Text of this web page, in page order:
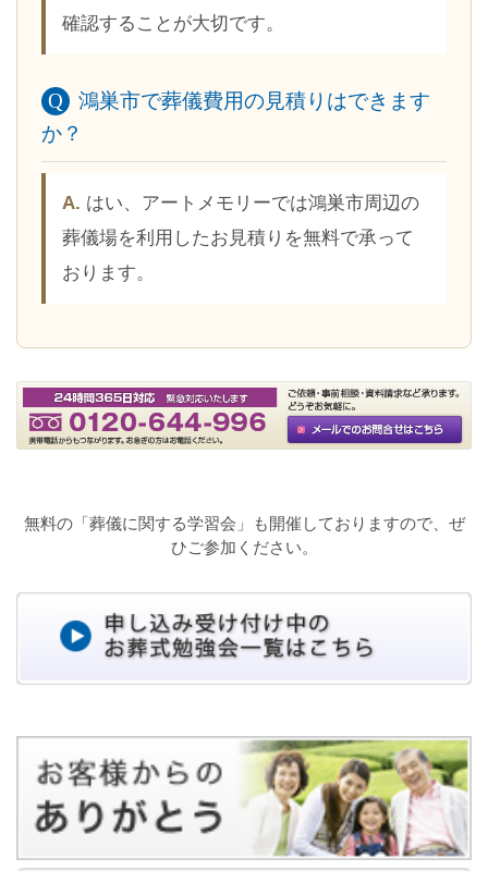
確認することが大切です。
鴻巣市で葬儀費用の見積りはできます
か？
はい、アートメモリーでは鴻巣市周辺の
葬儀場を利用したお見積りを無料で承って
おります。
無料の「葬儀に関する学習会」も開催しておりますので、ぜ
ひご参加ください。